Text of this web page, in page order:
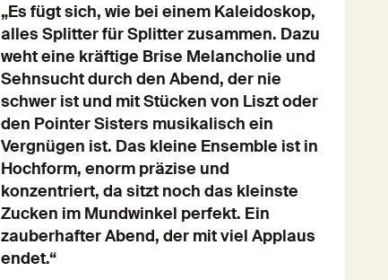
„Es fügt sich, wie bei einem Kaleidoskop,
alles Splitter für Splitter zusammen. Dazu
weht eine kräftige Brise Melancholie und
Sehnsucht durch den Abend, der nie
schwer ist und mit Stücken von Liszt oder
den Pointer Sisters musikalisch ein
Vergnügen ist. Das kleine Ensemble ist in
Hochform, enorm präzise und
konzentriert, da sitzt noch das kleinste
Zucken im Mundwinkel perfekt. Ein
zauberhafter Abend, der mit viel Applaus
endet.“